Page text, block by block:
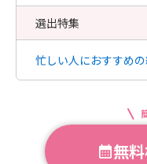
選出特集
忙しい人におすすめ
無